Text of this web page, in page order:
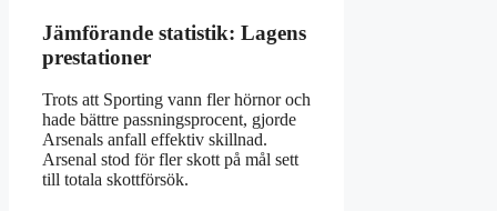
Jämförande statistik: Lagens
prestationer
Trots att Sporting vann fler hörnor och
hade bättre passningsprocent, gjorde
Arsenals anfall effektiv skillnad.
Arsenal stod för fler skott på mål sett
till totala skottförsök.